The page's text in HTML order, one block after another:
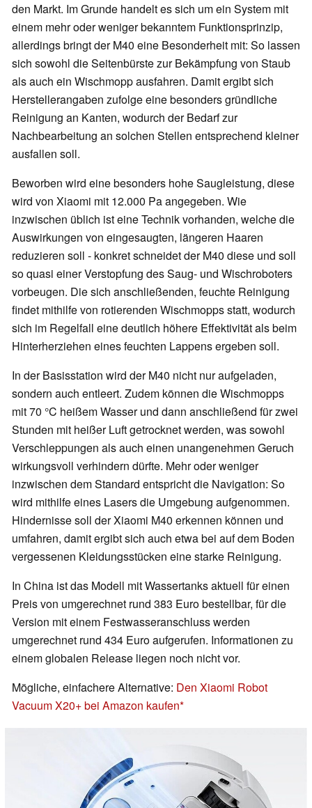
den Markt. Im Grunde handelt es sich um ein System mit
einem mehr oder weniger bekanntem Funktionsprinzip,
allerdings bringt der M40 eine Besonderheit mit: So lassen
sich sowohl die Seitenbürste zur Bekämpfung von Staub
als auch ein Wischmopp ausfahren. Damit ergibt sich
Herstellerangaben zufolge eine besonders gründliche
Reinigung an Kanten, wodurch der Bedarf zur
Nachbearbeitung an solchen Stellen entsprechend kleiner
ausfallen soll.
Beworben wird eine besonders hohe Saugleistung, diese
wird von Xiaomi mit 12.000 Pa angegeben. Wie
inzwischen üblich ist eine Technik vorhanden, welche die
Auswirkungen von eingesaugten, längeren Haaren
reduzieren soll - konkret schneidet der M40 diese und soll
so quasi einer Verstopfung des Saug- und Wischroboters
vorbeugen. Die sich anschließenden, feuchte Reinigung
findet mithilfe von rotierenden Wischmopps statt, wodurch
sich im Regelfall eine deutlich höhere Effektivität als beim
Hinterherziehen eines feuchten Lappens ergeben soll.
In der Basisstation wird der M40 nicht nur aufgeladen,
sondern auch entleert. Zudem können die Wischmopps
mit 70 °C heißem Wasser und dann anschließend für zwei
Stunden mit heißer Luft getrocknet werden, was sowohl
Verschleppungen als auch einen unangenehmen Geruch
wirkungsvoll verhindern dürfte. Mehr oder weniger
inzwischen dem Standard entspricht die Navigation: So
wird mithilfe eines Lasers die Umgebung aufgenommen.
Hindernisse soll der Xiaomi M40 erkennen können und
umfahren, damit ergibt sich auch etwa bei auf dem Boden
vergessenen Kleidungsstücken eine starke Reinigung.
In China ist das Modell mit Wassertanks aktuell für einen
Preis von umgerechnet rund 383 Euro bestellbar, für die
Version mit einem Festwasseranschluss werden
umgerechnet rund 434 Euro aufgerufen. Informationen zu
einem globalen Release liegen noch nicht vor.
Mögliche, einfachere Alternative: Den Xiaomi Robot
Vacuum X20+ bei Amazon kaufen